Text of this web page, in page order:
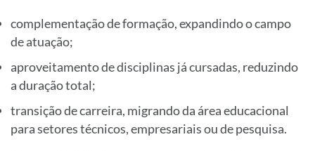
complementação de formação, expandindo o campo
de atuação;
aproveitamento de disciplinas já cursadas, reduzindo
a duração total;
transição de carreira, migrando da área educacional
para setores técnicos, empresariais ou de pesquisa.